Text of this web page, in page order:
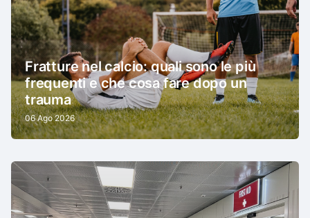
Fratture nel calcio: quali sono le più
frequenti e che cosa fare dopo un
trauma
06 Ago 2026